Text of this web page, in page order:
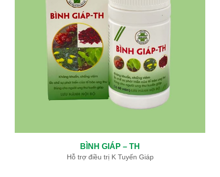
BÌNH GIÁP – TH
Hỗ trợ điều trị K Tuyến Giáp